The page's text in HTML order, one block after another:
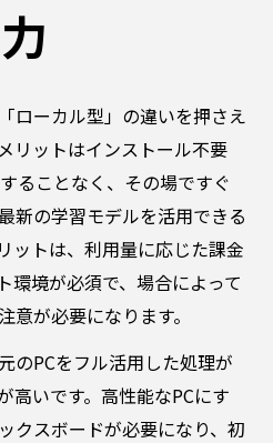
力
ローカル型」の違いを押さえ
リットはインストール不要
ることなく、その場ですぐ
新の学習モデルを活用できる
ットは、利用量に応じた課金
環境が必須で、場合によって
意が必要になります。
のPCをフル活用した処理が
高いです。高性能なPCにす
クスボードが必要になり、初